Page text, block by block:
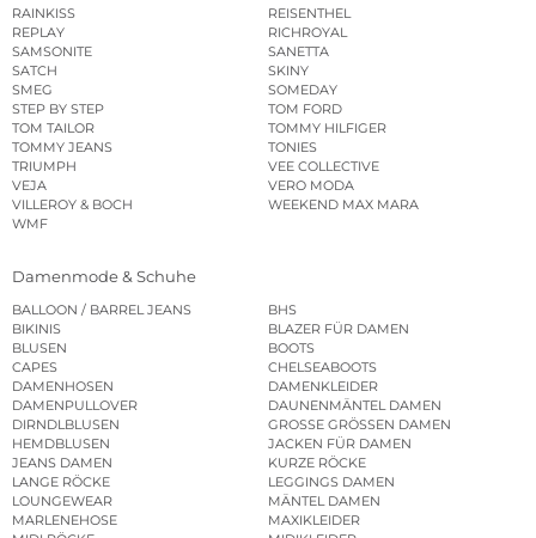
RAINKISS
REISENTHEL
REPLAY
RICHROYAL
SAMSONITE
SANETTA
SATCH
SKINY
SMEG
SOMEDAY
STEP BY STEP
TOM FORD
TOM TAILOR
TOMMY HILFIGER
TOMMY JEANS
TONIES
TRIUMPH
VEE COLLECTIVE
VEJA
VERO MODA
VILLEROY & BOCH
WEEKEND MAX MARA
WMF
Damenmode & Schuhe
BALLOON / BARREL JEANS
BHS
BIKINIS
BLAZER FÜR DAMEN
BLUSEN
BOOTS
CAPES
CHELSEABOOTS
DAMENHOSEN
DAMENKLEIDER
DAMENPULLOVER
DAUNENMÄNTEL DAMEN
DIRNDLBLUSEN
GROSSE GRÖSSEN DAMEN
HEMDBLUSEN
JACKEN FÜR DAMEN
JEANS DAMEN
KURZE RÖCKE
LANGE RÖCKE
LEGGINGS DAMEN
LOUNGEWEAR
MÄNTEL DAMEN
MARLENEHOSE
MAXIKLEIDER